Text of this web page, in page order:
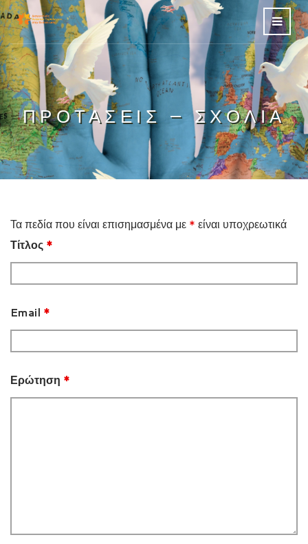
ΠΡΟΤΆΣΕΙΣ – ΣΧΌΛΙΑ
Τα πεδία που είναι επισημασμένα με * είναι υποχρεωτικά
Τίτλος *
Email *
Ερώτηση *